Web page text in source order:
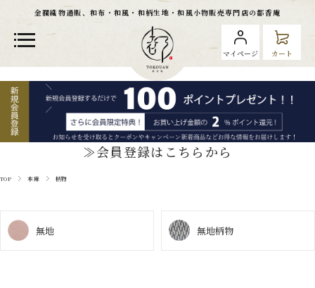
金襴織物通販、和布・和風・和柄生地・和風小物販売専門店の都香庵
マイページ カート
≫会員登録はこちらから
TOP 本麻 柄物
無地 無地柄物